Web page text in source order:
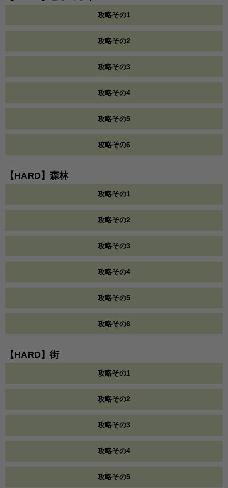
攻略その1
攻略その2
攻略その3
攻略その4
攻略その5
攻略その6
【HARD】森林
攻略その1
攻略その2
攻略その3
攻略その4
攻略その5
攻略その6
【HARD】街
攻略その1
攻略その2
攻略その3
攻略その4
攻略その5